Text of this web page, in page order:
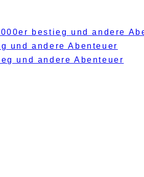
bestieg und andere
und andere Abenteuer
und andere Abenteuer